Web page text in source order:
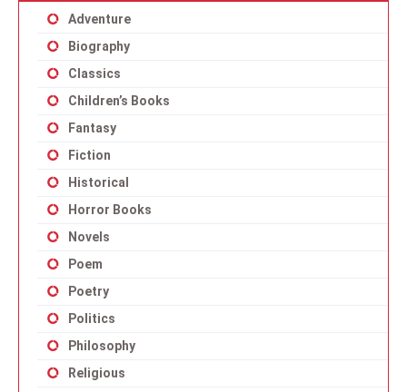
Adventure
Biography
Classics
Children’s Books
Fantasy
Fiction
Historical
Horror Books
Novels
Poem
Poetry
Politics
Philosophy
Religious